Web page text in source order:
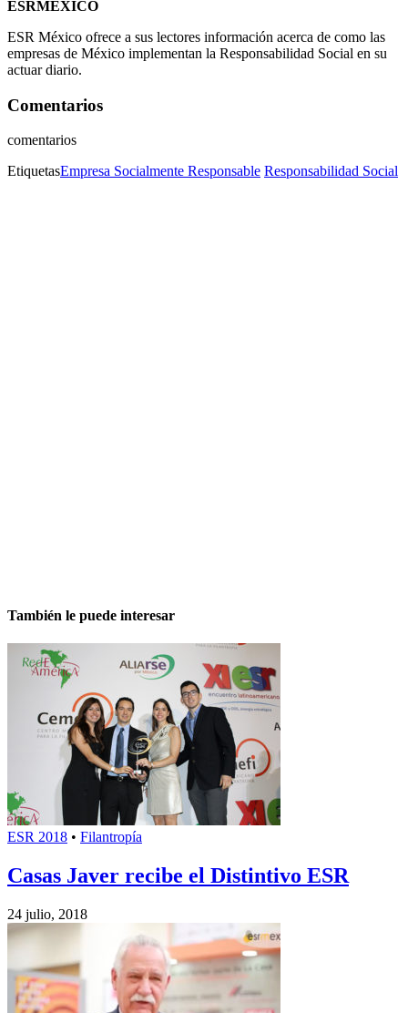
ESRMÉXICO
ESR México ofrece a sus lectores información acerca de como las
empresas de México implementan la Responsabilidad Social en su
actuar diario.
Comentarios
comentarios
EtiquetasEmpresa Socialmente Responsable Responsabilidad Social
También le puede interesar
ESR 2018 • Filantropía
Casas Javer recibe el Distintivo ESR
24 julio, 2018